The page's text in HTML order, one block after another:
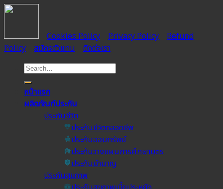
Cookies Policy Privacy Policy
Refund
Policy
สมัครตัวแทน ติดต่อเรา
หน้าแรก
ผลิตภัณฑ์ประกัน
ประกันชีวิต
ประกันชีวิตตลอดชีพ
ประกันออมทรัพย์
ประกันวางแผนการศึกษาบุตร
ประกันบำนาญ
ประกันสุขภาพ